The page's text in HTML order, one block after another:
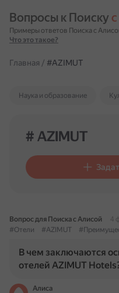
Вопросы к Поиску
Примеры ответов Поиска с
Что это такое?
Главная / #AZIMUT
Наука и образование
# AZIMUT
Вопрос для Поиска с Алисой
4
#Отели
#AZIMUT
В чем заключаются
отелей AZIMUT
Алиса